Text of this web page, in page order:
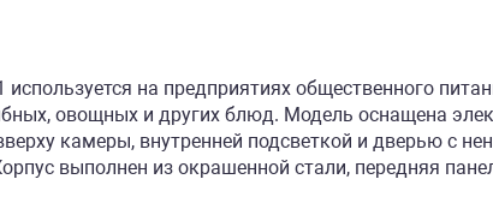
используется на предприятиях общественного
овощных и других блюд. Модель оснащена
камеры, внутренней подсветкой и дверью с
выполнен из окрашенной стали, передняя